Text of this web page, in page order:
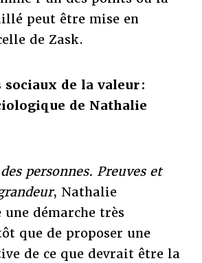
peut être mise en
de Zask.
de la valeur :
de Nathalie
personnes. Preuves et
, Nathalie
démarche très
que de proposer une
de ce que devrait être la